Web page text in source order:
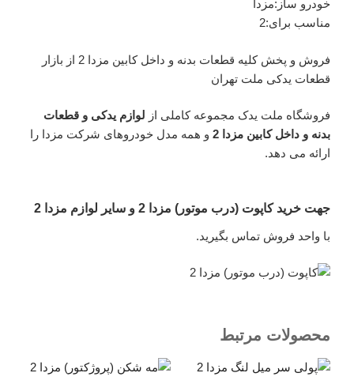
خودرو ساز:مزدا
مناسب برای:2
فروش و پخش کلیه قطعات بدنه و داخل کابین مزدا 2 از بازار
قطعات یدکی ملت تهران
فروشگاه ملت یدک مجموعه کاملی از لوازم یدکی و قطعات
بدنه و داخل کابین مزدا 2
و همه مدل خودروهای شرکت مزدا را
ارائه می دهد.
جهت خرید کاپوت (درب موتور) مزدا 2 و سایر لوازم مزدا 2
با واحد فروش تماس بگیرید.
محصولات مرتبط